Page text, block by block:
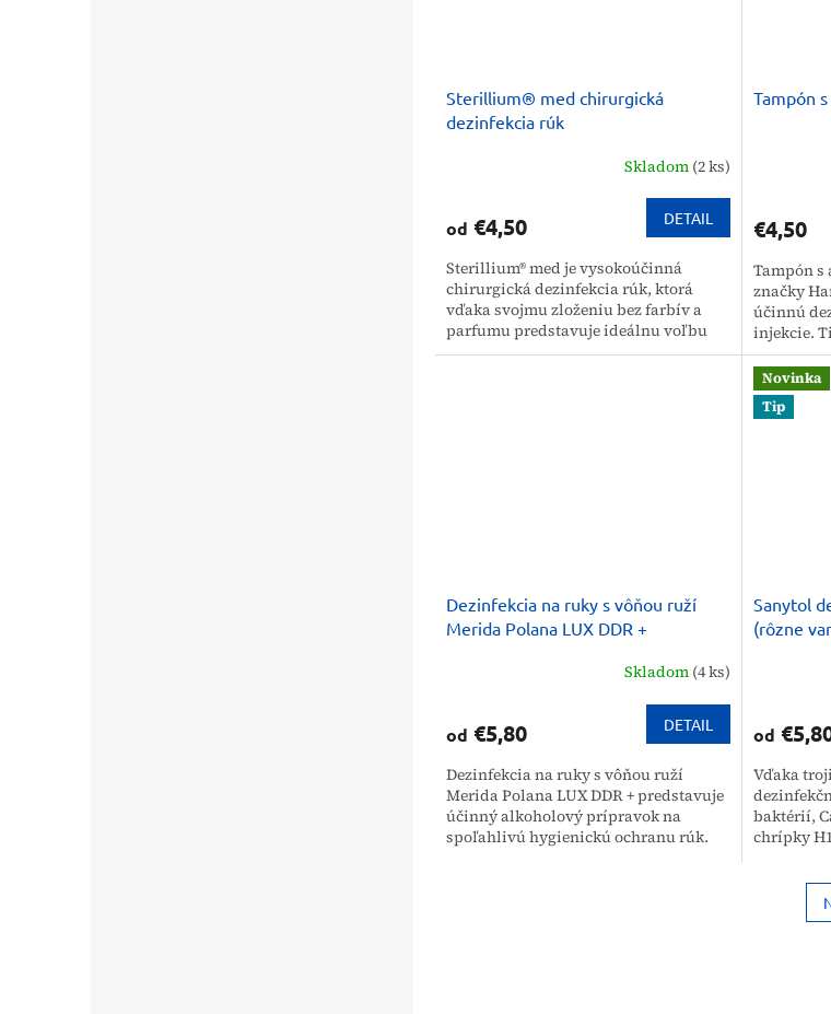
Sterillium® med chirurgická
dezinfekcia rúk
Skladom (2 ks)
od €4,50 DETAIL
Sterillium® med je vysokoúčinná
chirurgická dezinfekcia rúk, ktorá
vďaka svojmu zloženiu bez farbív a
parfumu predstavuje ideálnu voľbu
pre osoby s citlivou pokožkou....
Tampón
€4,50
Tampón s
značky
účinnú
injekcie.
tampóny
Dezinfekcia na ruky s vôňou ruží
Merida Polana LUX DDR +
Skladom (4 ks)
od €5,80 DETAIL
Dezinfekcia na ruky s vôňou ruží
Merida Polana LUX DDR + predstavuje
účinný alkoholový prípravok na
spoľahlivú hygienickú ochranu rúk.
Novinka
Tip
Sanytol
(rôzne
od
Vďaka
baktérií,
chrípky